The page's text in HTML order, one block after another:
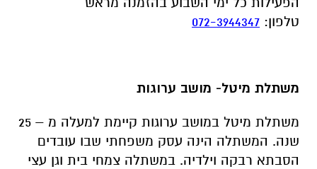
טלפון:
072-3944347
משתלת מיטל- מושב ערוגות
משתלת מיטל במושב ערוגות קיימת למעלה מ – 25
שנה. המשתלה הינה עסק משפחתי שבו עובדים
הסבתא רבקה וילדיה. במשתלה צמחי בית וגן עצי